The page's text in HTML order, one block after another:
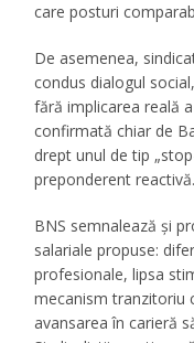
care posturi
De asemenea,
condus dialogul
fără implicarea reală
confirmată chiar de
drept unul de tip
preponderent reactivă.
BNS semnalează și
salariale propuse:
profesionale, lipsa
mecanism tranzitoriu
avansarea în carieră